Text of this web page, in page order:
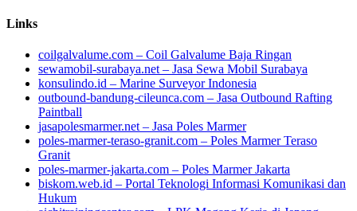
Links
coilgalvalume.com – Coil Galvalume Baja Ringan
sewamobil-surabaya.net – Jasa Sewa Mobil Surabaya
konsulindo.id – Marine Surveyor Indonesia
outbound-bandung-cileunca.com – Jasa Outbound Rafting
Paintball
jasapolesmarmer.net – Jasa Poles Marmer
poles-marmer-teraso-granit.com – Poles Marmer Teraso
Granit
poles-marmer-jakarta.com – Poles Marmer Jakarta
biskom.web.id – Portal Teknologi Informasi Komunikasi dan
Hukum